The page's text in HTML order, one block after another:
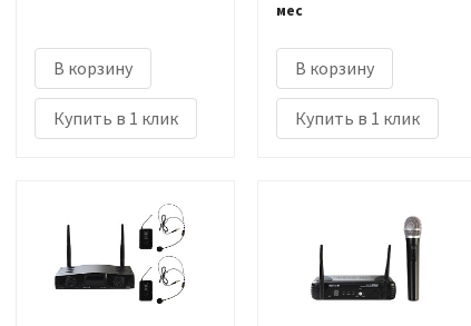
В корзину
Купить в 1 клик
мес
В корзину
Купить в 1 клик